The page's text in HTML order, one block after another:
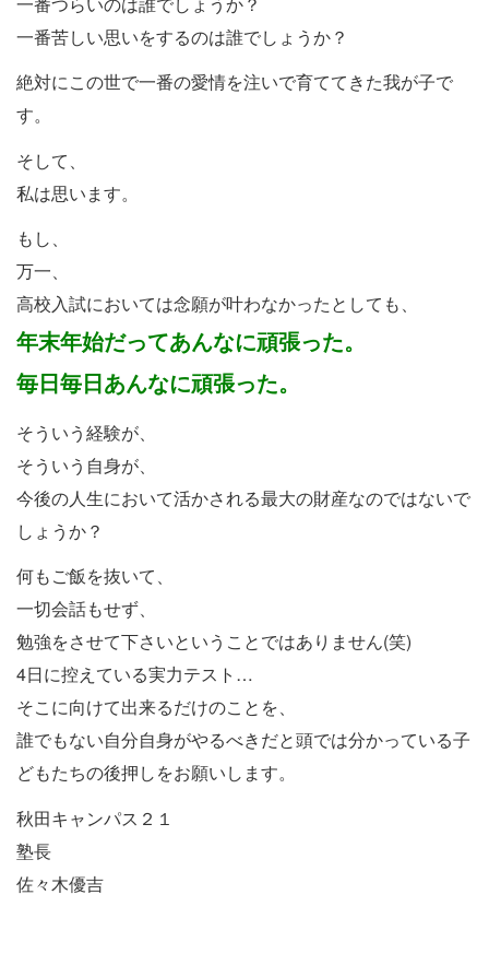
一番苦しい思いをするのは誰でしょうか？
絶対にこの世で一番の愛情を注いで育ててきた我が子で
す。
そして、
私は思います。
もし、
万一、
高校入試においては念願が叶わなかったとしても、
年末年始だってあんなに頑張った。
毎日毎日あんなに頑張った。
そういう経験が、
そういう自身が、
今後の人生において活かされる最大の財産なのではないで
しょうか？
何もご飯を抜いて、
一切会話もせず、
勉強をさせて下さいということではありません(笑)
4日に控えている実力テスト…
そこに向けて出来るだけのことを、
誰でもない自分自身がやるべきだと頭では分かっている子
どもたちの後押しをお願いします。
秋田キャンパス２１
塾長
佐々木優吉